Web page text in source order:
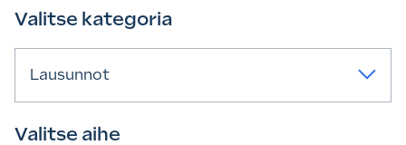
Valitse kategoria
Lausunnot
Valitse aihe